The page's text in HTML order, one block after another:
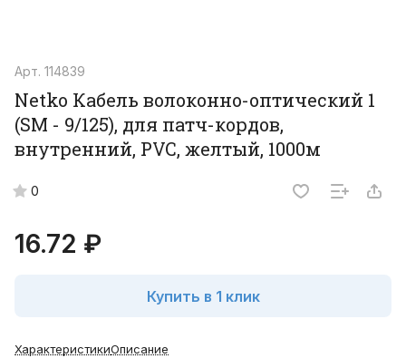
Арт. 114839
Netko Кабель волоконно-оптический 1
(SМ - 9/125), для патч-кордов,
внутренний, PVC, желтый, 1000м
0
16.72 ₽
Купить в 1 клик
ХарактеристикиОписание